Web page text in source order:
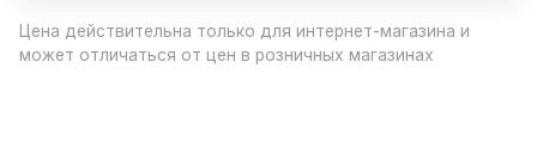
Цена действительна только для интернет-магазина и
может отличаться от цен в розничных магазинах